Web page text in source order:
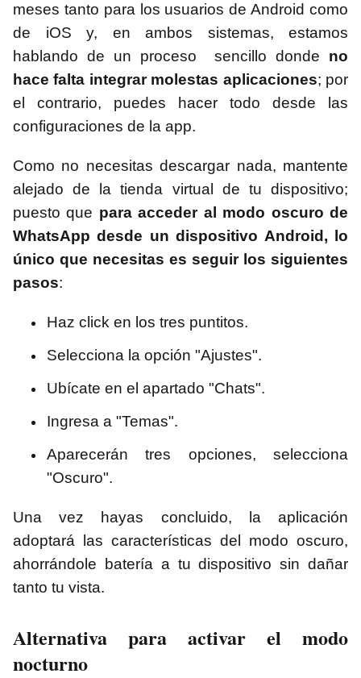
meses tanto para los usuarios de Android como
de iOS y, en ambos sistemas, estamos
hablando de un proceso sencillo donde no
hace falta integrar molestas aplicaciones; por
el contrario, puedes hacer todo desde las
configuraciones de la app.
Como no necesitas descargar nada, mantente
alejado de la tienda virtual de tu dispositivo;
puesto que para acceder al modo oscuro de
WhatsApp desde un dispositivo Android, lo
único que necesitas es seguir los siguientes
pasos:
Haz click en los tres puntitos.
Selecciona la opción "Ajustes".
Ubícate en el apartado "Chats".
Ingresa a "Temas".
Aparecerán tres opciones, selecciona
"Oscuro".
Una vez hayas concluido, la aplicación
adoptará las características del modo oscuro,
ahorrándole batería a tu dispositivo sin dañar
tanto tu vista.
Alternativa para activar el modo
nocturno